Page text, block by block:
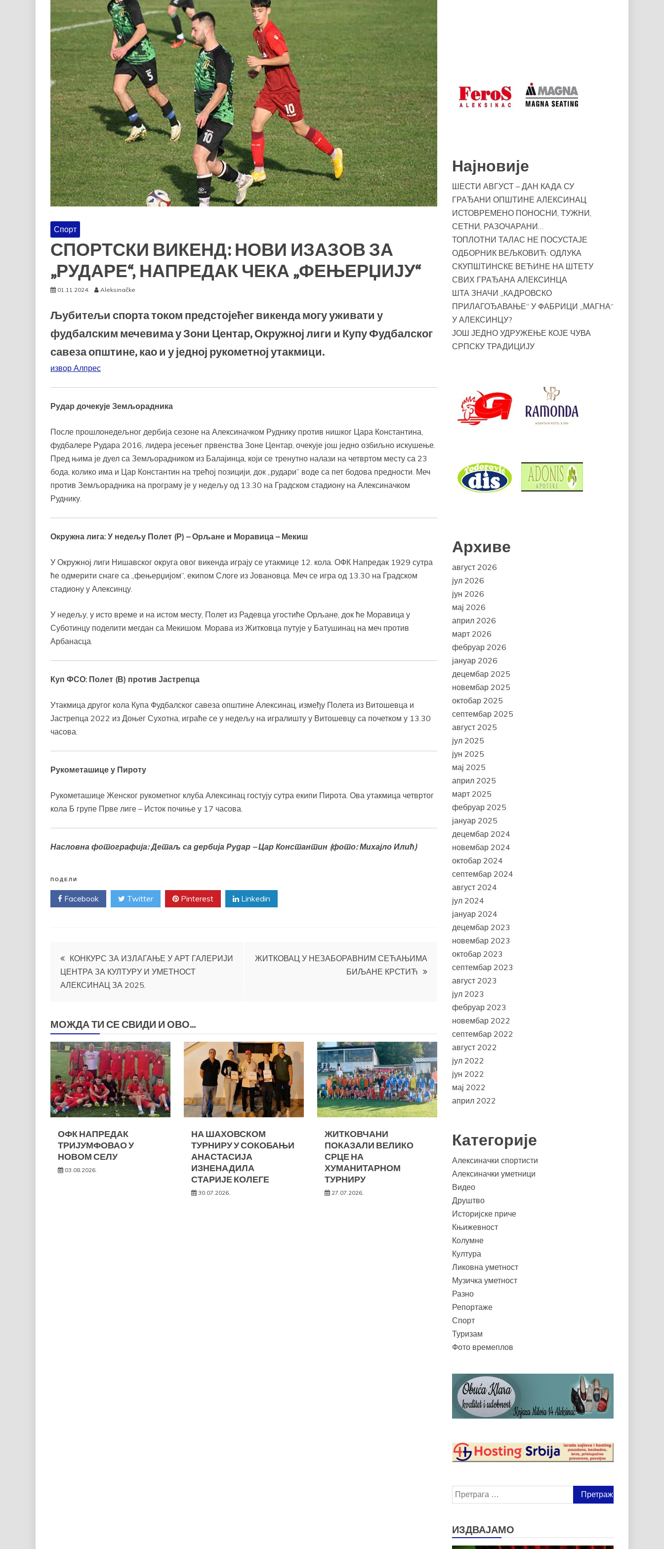
Спорт
СПОРТСКИ ВИКЕНД: НОВИ ИЗАЗОВ ЗА
„РУДАРЕ“, НАПРЕДАК ЧЕКА „ФЕЊЕРЏИЈУ“
01.11.2024. Aleksinačke
Љубитељи спорта током предстојећег викенда могу уживати у
фудбалским мечевима у Зони Центар, Окружној лиги и Купу Фудбалског
савеза општине, као и у једној рукометној утакмици.
извор Алпрес
Рудар дочекује Земљорадника
После прошлонедељног дербија сезоне на Алексиначком Руднику против нишког Цара Константина,
фудбалере Рудара 2016, лидера јесењег првенства Зоне Центар, очекује још једно озбиљно искушење.
Пред њима је дуел са Земљорадником из Балајинца, који се тренутно налази на четвртом месту са 23
бода, колико има и Цар Константин на трећој позицији, док „рудари” воде са пет бодова предности. Меч
против Земљорадника на програму је у недељу од 13.30 на Градском стадиону на Алексиначком
Руднику.
Окружна лига: У недељу Полет (Р) – Орљане и Моравица – Мекиш
У Окружној лиги Нишавског округа овог викенда играју се утакмице 12. кола. ОФК Напредак 1929 сутра
ће одмерити снаге са „фењерџијом”, екипом Слоге из Јовановца. Меч се игра од 13.30 на Градском
стадиону у Алексинцу.
У недељу, у исто време и на истом месту, Полет из Радевца угостиће Орљане, док ће Моравица у
Суботинцу поделити мегдан са Мекишом. Морава из Житковца путује у Батушинац на меч против
Арбанасца.
Куп ФСО: Полет (В) против Јастрепца
Утакмица другог кола Купа Фудбалског савеза општине Алексинац, између Полета из Витошевца и
Јастрепца 2022 из Доњег Сухотна, играће се у недељу на игралишту у Витошевцу са почетком у 13.30
часова.
Рукометашице у Пироту
Рукометашице Женског рукометног клуба Алексинац гостују сутра екипи Пирота. Ова утакмица четвртог
кола Б групе Прве лиге – Исток почиње у 17 часова.
Насловна фотографија: Детаљ са дербија Рудар – Цар Константин (фото: Михајло Илић)
ПОДЕЛИ
Facebook Twitter Pinterest Linkedin
Кретање
чланка
КОНКУРС ЗА ИЗЛАГАЊЕ У АРТ ГАЛЕРИЈИ
ЦЕНТРА ЗА КУЛТУРУ И УМЕТНОСТ
АЛЕКСИНАЦ ЗА 2025.
ЖИТКОВАЦ У НЕЗАБОРАВНИМ СЕЋАЊИМА
БИЉАНЕ КРСТИЋ
МОЖДА ТИ СЕ СВИДИ И ОВО...
ОФК НАПРЕДАК
ТРИЈУМФОВАО У
НОВОМ СЕЛУ
03.08.2026.
НА ШАХОВСКОМ
ТУРНИРУ У СОКОБАЊИ
АНАСТАСИЈА
ИЗНЕНАДИЛА
СТАРИЈЕ КОЛЕГЕ
30.07.2026.
ЖИТКОВЧАНИ
ПОКАЗАЛИ ВЕЛИКО
СРЦЕ НА
ХУМАНИТАРНОМ
ТУРНИРУ
27.07.2026.
Најновије
ШЕСТИ АВГУСТ – ДАН КАДА СУ
ГРАЂАНИ ОПШТИНЕ АЛЕКСИНАЦ
ИСТОВРЕМЕНО ПОНОСНИ, ТУЖНИ,
СЕТНИ, РАЗОЧАРАНИ…
ТОПЛОТНИ ТАЛАС НЕ ПОСУСТАЈЕ
ОДБОРНИК ВЕЉКОВИЋ: ОДЛУКА
СКУПШТИНСКЕ ВЕЋИНЕ НА ШТЕТУ
СВИХ ГРАЂАНА АЛЕКСИНЦА
ШТА ЗНАЧИ „КАДРОВСКО
ПРИЛАГОЂАВАЊЕ“ У ФАБРИЦИ „МАГНА“
У АЛЕКСИНЦУ?
ЈОШ ЈЕДНО УДРУЖЕЊЕ КОЈЕ ЧУВА
СРПСКУ ТРАДИЦИЈУ
Архиве
август 2026
јул 2026
јун 2026
мај 2026
април 2026
март 2026
фебруар 2026
јануар 2026
децембар 2025
новембар 2025
октобар 2025
септембар 2025
август 2025
јул 2025
јун 2025
мај 2025
април 2025
март 2025
фебруар 2025
јануар 2025
децембар 2024
новембар 2024
октобар 2024
септембар 2024
август 2024
јул 2024
јануар 2024
децембар 2023
новембар 2023
октобар 2023
септембар 2023
август 2023
јул 2023
фебруар 2023
новембар 2022
септембар 2022
август 2022
јул 2022
јун 2022
мај 2022
април 2022
Категорије
Алексиначки спортисти
Алексиначки уметници
Видео
Друштво
Историјске приче
Књижевност
Колумне
Култура
Ликовна уметност
Музичка уметност
Разно
Репортаже
Спорт
Туризам
Фото времеплов
Претрага
за:
ИЗДВАЈАМО